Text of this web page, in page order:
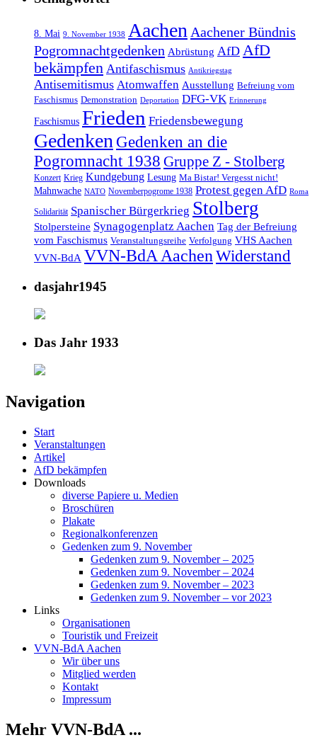
8. Mai 9. November 1938 Aachen Aachener Bündnis
Pogromnachtgedenken Abrüstung AfD AfD
bekämpfen Antifaschismus Antikriegstag
Antisemitismus Atomwaffen Ausstellung Befreiung vom
Faschismus Demonstration Deportation DFG-VK Erinnerung
Faschismus Frieden Friedensbewegung
Gedenken Gedenken an die
Pogromnacht 1938 Gruppe Z - Stolberg
Konzert Krieg Kundgebung Lesung Ma Bistar! Vergesst nicht!
Mahnwache NATO Novemberpogrome 1938 Protest gegen AfD Roma
Solidarität Spanischer Bürgerkrieg Stolberg
Stolpersteine Synagogenplatz Aachen Tag der Befreiung
vom Faschismus Veranstaltungsreihe Verfolgung VHS Aachen
VVN-BdA VVN-BdA AachenWiderstand
dasjahr1945
Das Jahr 1933
Navigation
Start
Veranstaltungen
Artikel
AfD bekämpfen
Downloads
diverse Papiere u. Medien
Broschüren
Plakate
Regionalkonferenzen
Gedenken zum 9. November
Gedenken zum 9. November – 2025
Gedenken zum 9. November – 2024
Gedenken zum 9. November – 2023
Gedenken zum 9. November – vor 2023
Links
Organisationen
Touristik und Freizeit
VVN-BdA Aachen
Wir über uns
Mitglied werden
Kontakt
Impressum
Mehr VVN-BdA ...